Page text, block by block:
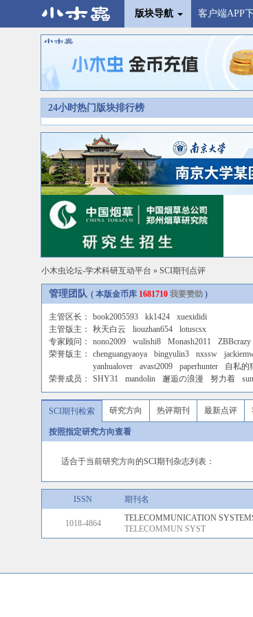
版块导航 客户端APP
24小时热门版块排行榜
小木虫论坛-学术科研互动平台 » SCI期刊点评
管理团队 ( 本版金币库 1681710 我要赞助)
主管区长： book2005593 kk1424
xuexididi
主管版主：
秋天白云 liouzhan654
lotuscsx
专家顾问：
nono2009 wulishi8 Monash2011
ZBBcrazy
荣誉版主：
chenguangyaoya bingyulin3 nxssw
yanhualover
avast2009 paperhunter 自私的
荣誉成员：
SHY31 mandolin 邂逅の浪漫 努力着
SCI期刊检索 研究方向 热评期刊 最新点评
按照指定研究方向查看
适合于当前研究方向的SCI期刊杂志列表：
ISSN 期刊名
1018-4864
TELECOMMUNICATION
TELECOMMUN SYST